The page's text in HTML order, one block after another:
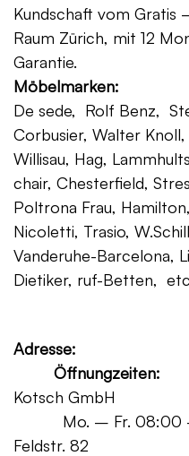
Kundschaft vom Gratis
Raum Zürich, mit 12
Garantie.
Möbelmarken:
De sede, Rolf Benz,
Corbusier, Walter
Willisau, Hag,
chair, Chesterfield,
Poltrona Frau,
Nicoletti, Trasio,
Vanderuhe-Barcelona,
Dietiker, ruf-Betten,
Adresse:
Öffnungzeiten:
Mo. – Fr. 08:00 -